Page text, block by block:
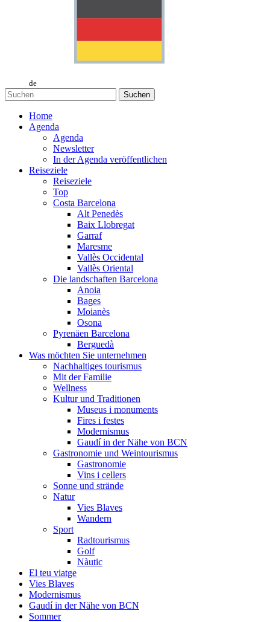
de
Suchen
Home
Agenda
Agenda
Newsletter
In der Agenda veröffentlichen
Reiseziele
Reiseziele
Top
Costa Barcelona
Alt Penedès
Baix Llobregat
Garraf
Maresme
Vallès Occidental
Vallès Oriental
Die landschaften Barcelona
Anoia
Bages
Moianès
Osona
Pyrenäen Barcelona
Berguedà
Was möchten Sie unternehmen
Nachhaltiges tourismus
Mit der Familie
Wellness
Kultur und Traditionen
Museus i monuments
Fires i festes
Modernismus
Gaudí in der Nähe von BCN
Gastronomie und Weintourismus
Gastronomie
Vins i cellers
Sonne und strände
Natur
Vies Blaves
Wandern
Sport
Radtourismus
Golf
Nàutic
El teu viatge
Vies Blaves
Modernismus
Gaudí in der Nähe von BCN
Sommer